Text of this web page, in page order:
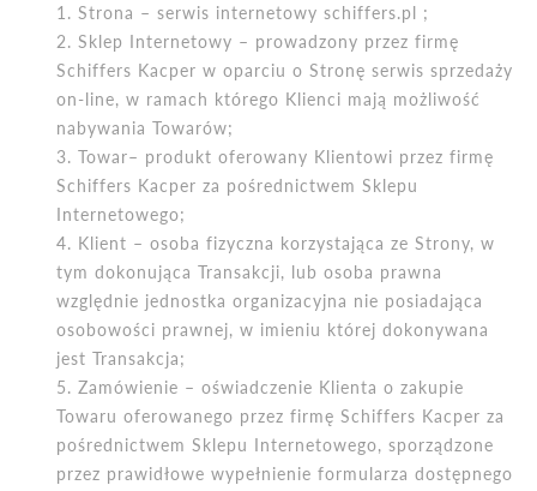
Strona – serwis internetowy schiffers.pl ;
Sklep Internetowy – prowadzony przez firmę
Schiffers Kacper w oparciu o Stronę serwis sprzedaży
on-line, w ramach którego Klienci mają możliwość
nabywania Towarów;
Towar– produkt oferowany Klientowi przez firmę
Schiffers Kacper za pośrednictwem Sklepu
Internetowego;
Klient – osoba fizyczna korzystająca ze Strony, w
tym dokonująca Transakcji, lub osoba prawna
względnie jednostka organizacyjna nie posiadająca
osobowości prawnej, w imieniu której dokonywana
jest Transakcja;
Zamówienie – oświadczenie Klienta o zakupie
Towaru oferowanego przez firmę Schiffers Kacper za
pośrednictwem Sklepu Internetowego, sporządzone
przez prawidłowe wypełnienie formularza dostępnego